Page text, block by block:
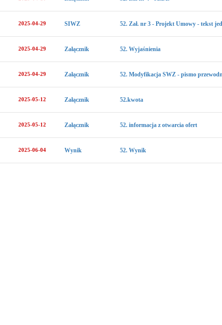
2025-04-29 SIWZ 52. Zał. nr 3 - Projekt Umowy - tekst
2025-04-29 Załącznik 52. Wyjaśnienia
2025-04-29 Załącznik 52. Modyfikacja SWZ - pismo
2025-05-12 Załącznik 52.kwota
2025-05-12 Załącznik 52. informacja z otwarcia ofert
2025-06-04 Wynik 52. Wynik